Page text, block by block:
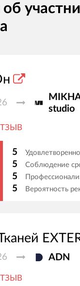
studio
5
5 Соблюдение
5
5 Вероятность
ADN